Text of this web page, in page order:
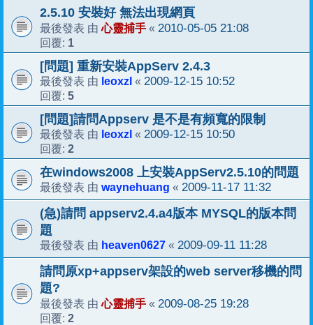
2.5.10 安裝好 無法出現網頁
最後發表 由心靈捕手 « 2010-05-05 21:08
回覆: 1
[問題] 重新安裝AppServ 2.4.3
最後發表 由 leoxzl « 2009-12-15 10:52
回覆: 5
[問題]請問Appserv 是不是有頻寬的限制
最後發表 由 leoxzl « 2009-12-15 10:50
回覆: 2
在windows2008 上安裝AppServ2.5.10的問題
最後發表 由 waynehuang « 2009-11-17 11:32
(急)請問 appserv2.4.a4版本 MYSQL的版本問
題
最後發表 由 heaven0627 « 2009-09-11 11:28
請問原xp+appserv架設的web server移機的問
題?
最後發表 由心靈捕手 « 2009-08-25 19:28
回覆: 2